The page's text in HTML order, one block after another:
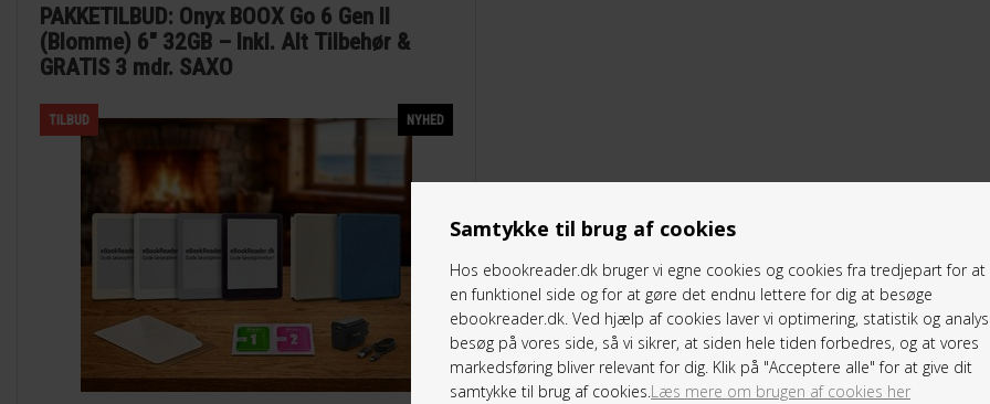
Samtykke til brug af cookies
Hos ebookreader.dk bruger vi egne cookies og cookies fra tredjepart for at
en funktionel side og for at gøre det endnu lettere for dig at besøge
ebookreader.dk. Ved hjælp af cookies laver vi optimering, statistik og
besøg på vores side, så vi sikrer, at siden hele tiden forbedres, og at vores
markedsføring bliver relevant for dig. Klik på "Acceptere alle" for at give dit
samtykke til brug af cookies.Læs mere om brugen af cookies her
PAKKETILBUD: Onyx BOOX Go 6 Gen II
(Blomme) 6" 32GB – Inkl. Alt Tilbehør &
GRATIS 3 mdr. SAXO
TILBUD NYHED